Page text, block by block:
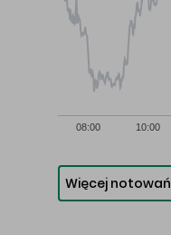
08:00 10:00
Więcej notowań